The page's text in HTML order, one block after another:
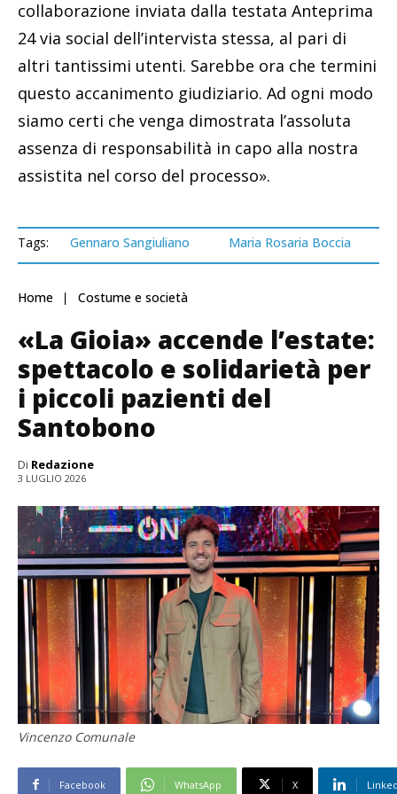
collaborazione inviata dalla testata Anteprima
24 via social dell’intervista stessa, al pari di
altri tantissimi utenti. Sarebbe ora che termini
questo accanimento giudiziario. Ad ogni modo
siamo certi che venga dimostrata l’assoluta
assenza di responsabilità in capo alla nostra
assistita nel corso del processo».
Tags: Gennaro Sangiuliano Maria Rosaria Boccia
Home Costume e società
«La Gioia» accende l’estate:
spettacolo e solidarietà per
i piccoli pazienti del
Santobono
Di Redazione
3 LUGLIO 2026
Vincenzo Comunale
Facebook WhatsApp X